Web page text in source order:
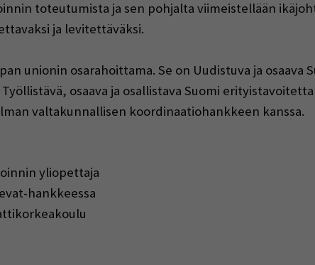
toteutumista ja sen pohjalta viimeistellään
ja levitettäväksi.
unionin osarahoittama. Se on Uudistuva ja osaava
osaava ja osallistava Suomi
valtakunnallisen koordinaatiohankkeen kanssa.
yliopettaja
hankkeessa